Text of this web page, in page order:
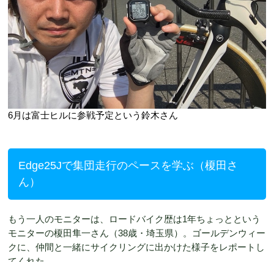
6月は富士ヒルに参戦予定という鈴木さん
Edge25Jで集団走行のペースを学ぶ（榎田さ
ん）
もう一人のモニターは、ロードバイク歴は1年ちょっとという
モニターの榎田隼一さん（38歳・埼玉県）。ゴールデンウィー
クに、仲間と一緒にサイクリングに出かけた様子をレポートし